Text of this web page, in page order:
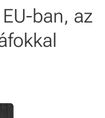
ban, az